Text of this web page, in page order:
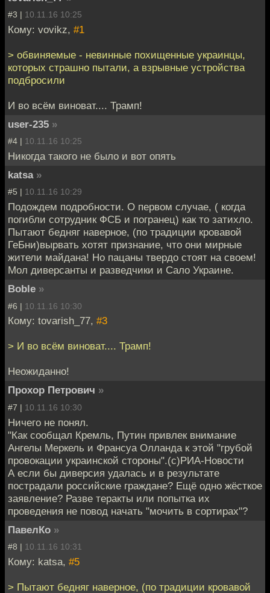
#3 | 10.11.16 10:25
Кому: vovikz, #1
> обвиняемые - невинные похищенные украинцы,
которых страшно пытали, а взрывные устройства
подбросили
И во всём виноват.... Трамп!
user-235 »
#4 | 10.11.16 10:25
Никогда такого не было и вот опять
katsa »
#5 | 10.11.16 10:29
Подождем подробности. О первом случае, ( когда
погибли сотрудник ФСБ и погранец) как то затихло.
Пытают бедняг наверное, (по традиции кровавой
ГеБни)вырвать хотят признание, что они мирные
жители майдана! Но пацаны твердо стоят на своем!
Мол диверсанты и разведчики и Сало Украине.
Boble »
#6 | 10.11.16 10:30
Кому: tovarish_77, #3
> И во всём виноват.... Трамп!
Неожиданно!
Прохор Петрович »
#7 | 10.11.16 10:30
Ничего не понял.
"Как сообщал Кремль, Путин привлек внимание
Ангелы Меркель и Франсуа Олланда к этой "грубой
провокации украинской стороны".(с)РИА-Новости
А если бы диверсия удалась и в результате
пострадали российские граждане? Ещё одно жёсткое
заявление? Разве теракты или попытка их
проведения не повод начать "мочить в сортирах"?
ПавелКо »
#8 | 10.11.16 10:31
Кому: katsa, #5
> Пытают бедняг наверное, (по традиции кровавой